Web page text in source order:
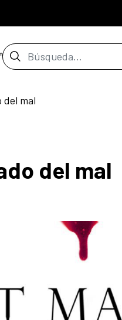
Barra de búsqueda
del mal
del mal